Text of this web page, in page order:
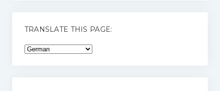
TRANSLATE THIS PAGE: